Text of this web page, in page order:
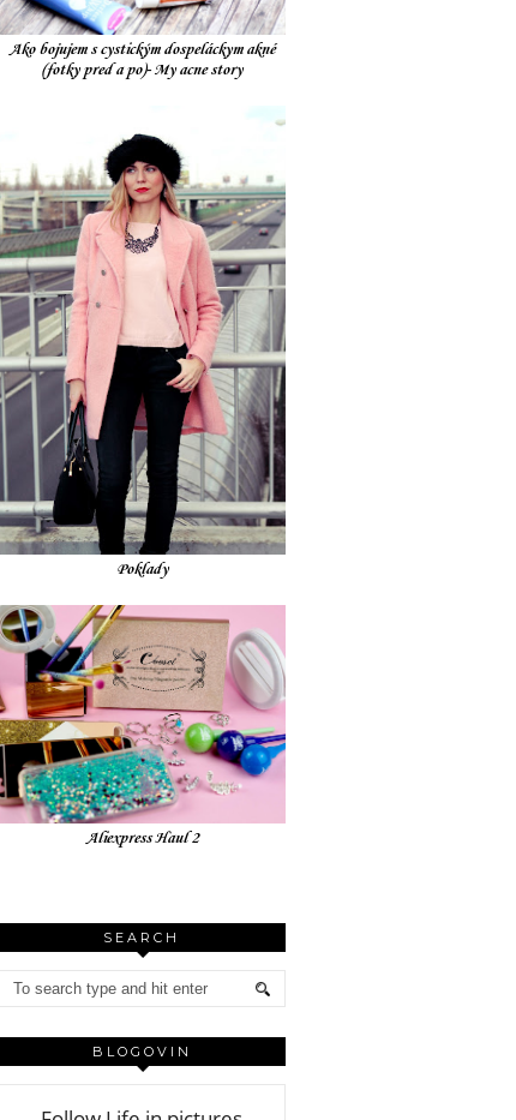
Ako bojujem s cystickým dospeláckym akné
(fotky pred a po)- My acne story
Poklady
Aliexpress Haul 2
SEARCH
BLOGOVIN